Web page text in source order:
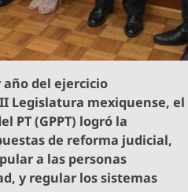
año del ejercicio
Legislatura mexiquense, el
PT (GPPT) logró la
de reforma judicial,
a las personas
y regular los sistemas